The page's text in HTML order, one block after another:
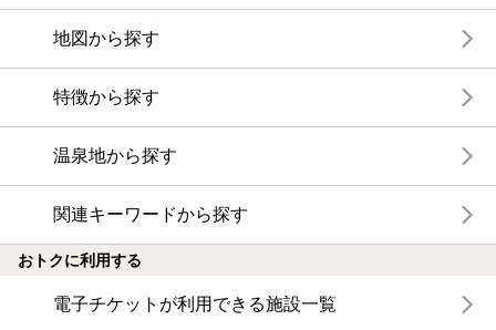
地図から探す
特徴から探す
温泉地から探す
関連キーワードから探す
おトクに利用する
電子チケットが利用できる施設一覧